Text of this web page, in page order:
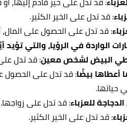
: قد تدل على الخير الكثير.
: قد تدل على الحصول على
الواردة في الرؤيا، والتي تؤيد
البيض لشخص معين: قد تدل
أعطاها بيضًا: قد تدل على الحصول
حياتها.
للعزباء: قد تدل على زواجها.
: قد تدل على الخير الكثير.